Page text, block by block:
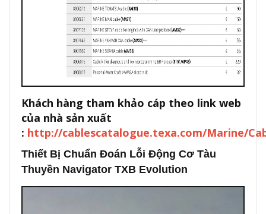
Khách hàng tham khảo cáp theo link web
của nhà sản xuất
: http://cablescatalogue.texa.com/Marine/
Thiết Bị Chuẩn Đoán Lỗi Động Cơ Tàu
Thuyền Navigator TXB Evolution